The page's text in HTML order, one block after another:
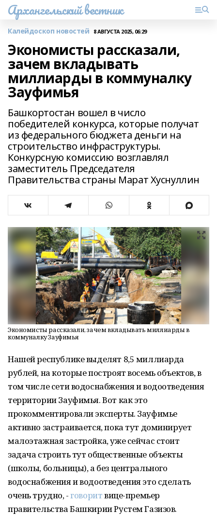
Архангельский вестник
Калейдоскоп новостей 8 АВГУСТА 2025, 06:29
Экономисты рассказали,
зачем вкладывать
миллиарды в коммуналку
Зауфимья
Башкортостан вошел в число
победителей конкурса, которые получат
из федерального бюджета деньги на
строительство инфраструктуры.
Конкурсную комиссию возглавлял
заместитель Председателя
Правительства страны Марат Хуснуллин
Экономисты рассказали, зачем вкладывать миллиарды в
коммуналку Зауфимья
Нашей республике выделят 8,5 миллиарда
рублей, на которые построят восемь объектов, в
том числе сети водоснабжения и водоотведения
территории Зауфимья. Вот как это
прокомментировали эксперты. Зауфимье
активно застраивается, пока тут доминирует
малоэтажная застройка, уже сейчас стоит
задача строить тут общественные объекты
(школы, больницы), а без центрального
водоснабжения и водоотведения это сделать
очень трудно, -говоритвице-премьер
правительства Башкирии Рустем Газизов.